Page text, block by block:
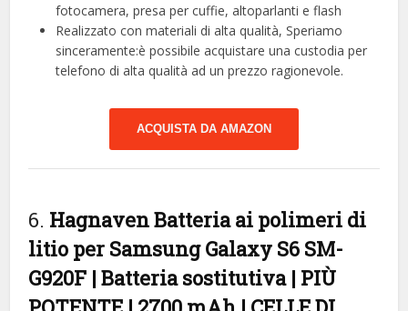
fotocamera, presa per cuffie, altoparlanti e flash
Realizzato con materiali di alta qualità, Speriamo
sinceramente:è possibile acquistare una custodia per
telefono di alta qualità ad un prezzo ragionevole.
ACQUISTA DA AMAZON
6. Hagnaven Batteria ai polimeri di
litio per Samsung Galaxy S6 SM-
G920F | Batteria sostitutiva | PIÙ